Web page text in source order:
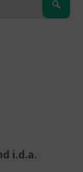
i.d.a.